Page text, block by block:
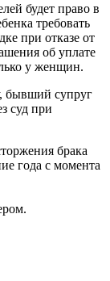
будет право в
требовать
при отказе от
об уплате
у женщин.
бывший супруг
суд при
брака
года с момента